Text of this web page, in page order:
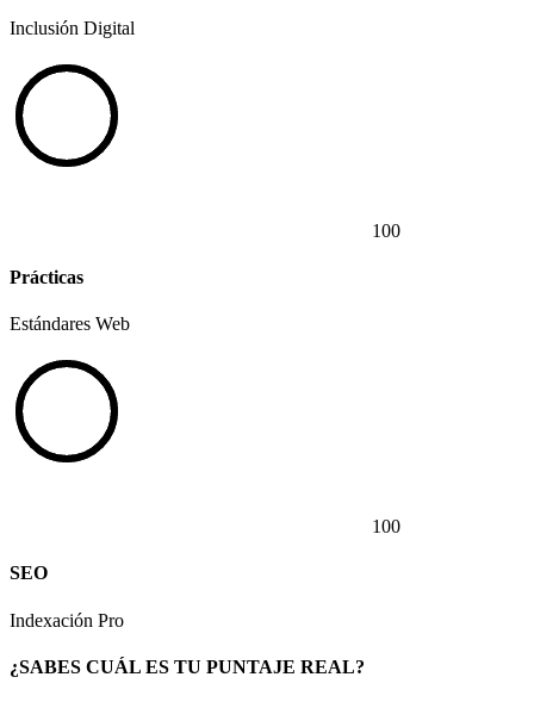
Inclusión Digital
100
Prácticas
Estándares Web
100
SEO
Indexación Pro
¿SABES CUÁL ES TU PUNTAJE REAL?